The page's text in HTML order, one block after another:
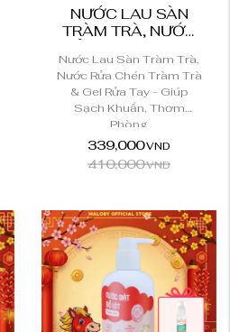
NƯỚC LAU SÀN
TRÀM TRÀ, NƯỚC
TRÀ...
Nước Lau Sàn Tràm Trà,
Nước Rửa Chén Tràm Trà
& Gel Rửa Tay - Giúp
Sạch Khuẩn, Thơm
Phòng
339,000VND
410,000VND